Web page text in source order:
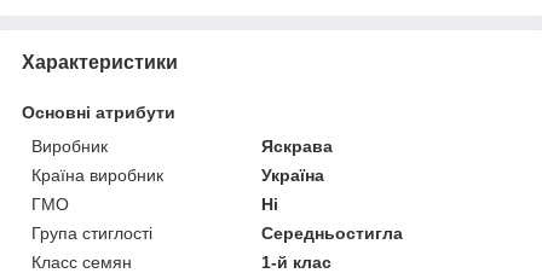
Характеристики
Основні атрибути
Виробник
Яскрава
Країна виробник
Україна
ГМО
Ні
Група стиглості
Середньостигла
Класс семян
1-й клас